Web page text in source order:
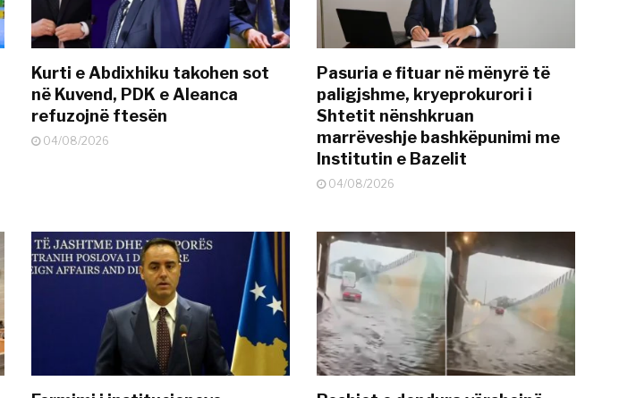
Kurti e Abdixhiku takohen sot
në Kuvend, PDK e Aleanca
refuzojnë ftesën
04/08/2026
Pasuria e fituar në mënyrë të
paligjshme, kryeprokurori i
Shtetit nënshkruan
marrëveshje bashkëpunimi me
Institutin e Bazelit
04/08/2026